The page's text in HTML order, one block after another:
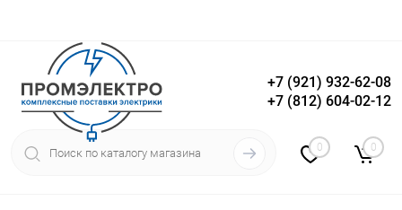
Вход Регистрация
+7 (921) 932-62-08
+7 (812) 604-02-12
0 0